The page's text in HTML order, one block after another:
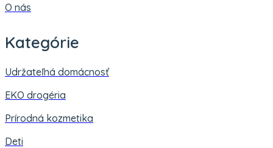
O nás
Kategórie
Udržateľná domácnosť
EKO drogéria
Prírodná kozmetika
Deti